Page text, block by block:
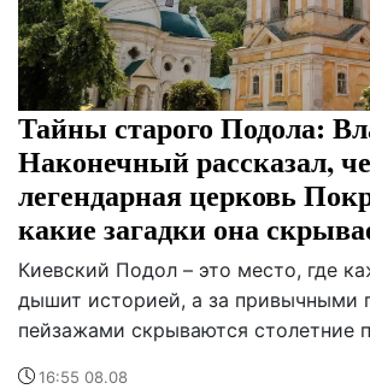
Тайны старого Подола:
Наконечный рассказал,
легендарная церковь
какие загадки она
Киевский Подол – это место, где
дышит историей, а за привычными
пейзажами скрываются столетние
16:55 08.08